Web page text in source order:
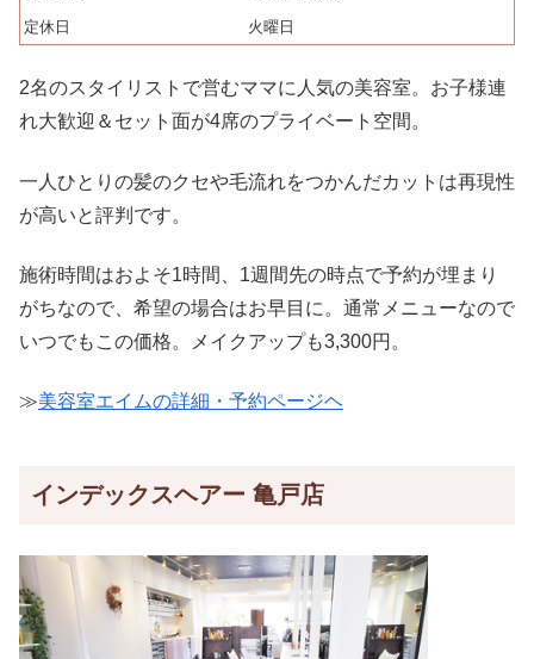
定休日
火曜日
2名のスタイリストで営むママに人気の美容室。お子様連
れ大歓迎＆セット面が4席のプライベート空間。
一人ひとりの髪のクセや毛流れをつかんだカットは再現性
が高いと評判です。
施術時間はおよそ1時間、1週間先の時点で予約が埋まり
がちなので、希望の場合はお早目に。通常メニューなので
いつでもこの価格。メイクアップも3,300円。
≫美容室エイムの詳細・予約ページヘ
インデックスヘアー 亀戸店